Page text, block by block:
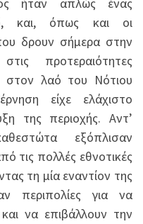
ήταν απλώς ένας
και, όπως και οι
δρουν σήμερα στην
προτεραιότητες
στον λαό του Νότιου
είχε ελάχιστο
της περιοχής. Αντ’
εξόπλισαν
τις πολλές εθνοτικές
τη μία εναντίον της
περιπολίες για να
να επιβάλλουν την